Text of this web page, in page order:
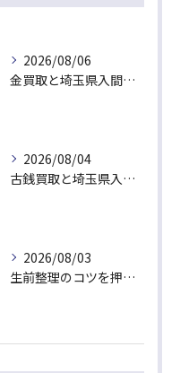
2026/08/06
金買取と埼玉県入間市下藤沢で無料査定を活用した今売るべきか判断する最新ガイド
2026/08/04
古銭買取と埼玉県入間市東藤沢でおすすめの査定比較と相場チェックポイント
2026/08/03
生前整理のコツを押さえて埼玉県入間市上藤沢で安心して進める方法